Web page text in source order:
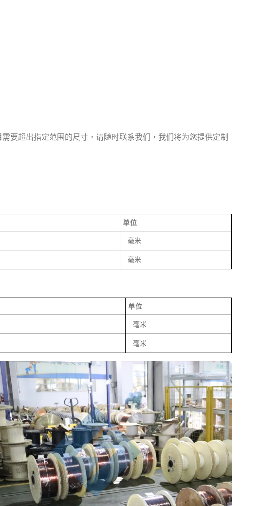
要超出指定范围的尺寸，请随时联系我们，我们将为您提供定制
单位
毫米
毫米
单位
毫米
毫米